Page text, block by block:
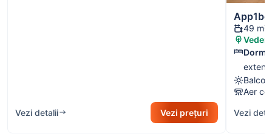
Vezi detalii Vezi prețuri
49 m²
Balcon
Aer
Vezi